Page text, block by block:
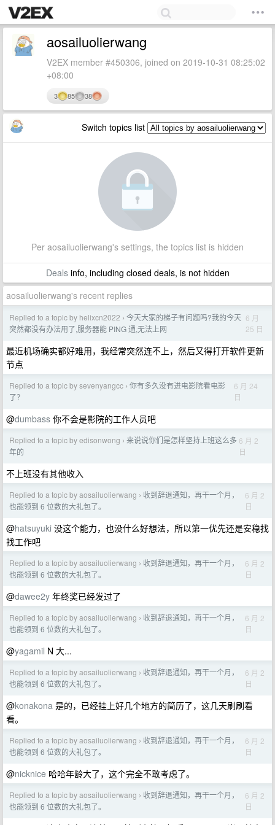
aosailuolierwang
V2EX member #450306, joined on 2019-10-31 08:25:02
+08:00
3 85 38
Switch topics list
Per aosailuolierwang's settings, the topics list is hidden
Dealsinfo, including closed deals, is not hidden
aosailuolierwang's recent replies
Replied to a topic by helixcn2022 › 今天大家的梯子有问题吗?我的今天
突然都没有办法用了,服务器能 PING 通,无法上网
6 月
25 日
最近机场确实都好难用，我经常突然连不上，然后又得打开软件更新
节点
Replied to a topic by sevenyangcc › 你有多久没有进电影院看电影
了？
6 月 24
日
@dumbass 你不会是影院的工作人员吧
Replied to a topic by edisonwong › 来说说你们是怎样坚持上班这么多
年的
6 月 2
日
不上班没有其他收入
Replied to a topic by aosailuolierwang › 收到辞退通知，再干一个月，
也能领到 6 位数的大礼包了。
6 月 2
日
@hatsuyuki 没这个能力，也没什么好想法，所以第一优先还是安稳找
找工作吧
Replied to a topic by aosailuolierwang › 收到辞退通知，再干一个月，
也能领到 6 位数的大礼包了。
6 月 2
日
@dawee2y 年终奖已经发过了
Replied to a topic by aosailuolierwang › 收到辞退通知，再干一个月，
也能领到 6 位数的大礼包了。
6 月 2
日
@yagamil N 大...
Replied to a topic by aosailuolierwang › 收到辞退通知，再干一个月，
也能领到 6 位数的大礼包了。
6 月 2
日
@konakona 是的，已经挂上好几个地方的简历了，这几天刷刷看
看。
Replied to a topic by aosailuolierwang › 收到辞退通知，再干一个月，
也能领到 6 位数的大礼包了。
6 月 2
日
@nicknice 哈哈年龄大了，这个完全不敢考虑了。
Replied to a topic by aosailuolierwang › 收到辞退通知，再干一个月，
也能领到 6 位数的大礼包了。
6 月 2
日